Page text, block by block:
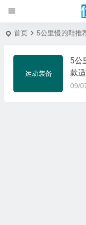
首页 5公里慢跑鞋推
5公
款适
09/